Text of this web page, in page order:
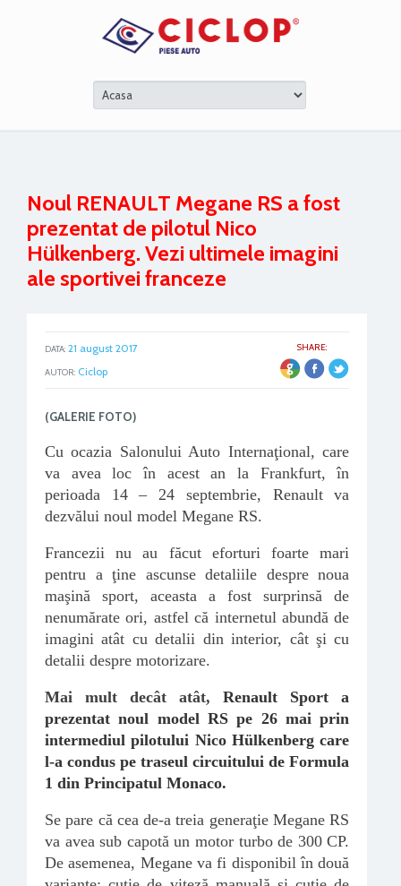
Noul RENAULT Megane RS a fost
prezentat de pilotul Nico
Hülkenberg. Vezi ultimele imagini
ale sportivei franceze
SHARE:
DATA: 21 august 2017
AUTOR: Ciclop
(GALERIE FOTO)
Cu ocazia Salonului Auto Internaţional, care
va avea loc în acest an la Frankfurt, în
perioada 14 – 24 septembrie, Renault va
dezvălui noul model Megane RS.
Francezii nu au făcut eforturi foarte mari
pentru a ţine ascunse detaliile despre noua
maşină sport, aceasta a fost surprinsă de
nenumărate ori, astfel că internetul abundă de
imagini atât cu detalii din interior, cât şi cu
detalii despre motorizare.
Mai mult decât atât,Renault Sport a
prezentat noul model RS pe 26 mai prin
intermediul pilotului Nico Hülkenberg care
l-a condus pe traseul circuitului de Formula
1 din Principatul Monaco.
Se pare că cea de-a treia generaţie Megane RS
va avea sub capotă un motor turbo de 300 CP.
De asemenea, Megane va fi disponibil în două